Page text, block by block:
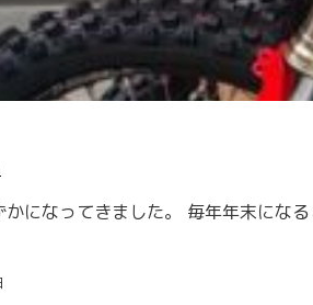
になってきました。 毎年年末にな